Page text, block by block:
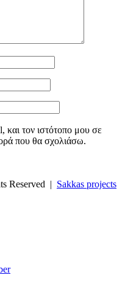
τον ιστότοπο μου σε
που θα σχολιάσω.
Reserved | Sakkas projects